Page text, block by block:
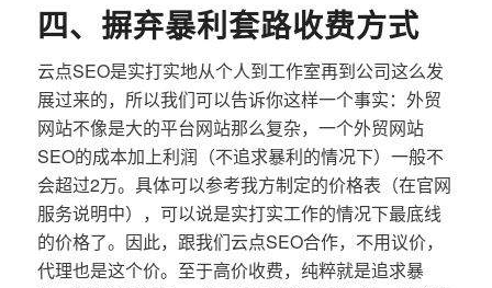
四、摒弃暴利套路收费方式
云点SEO是实打实地从个人到工作室再到公司这么发
展过来的，所以我们可以告诉你这样一个事实：外贸
网站不像是大的平台网站那么复杂，一个外贸网站
SEO的成本加上利润（不追求暴利的情况下）一般不
会超过2万。具体可以参考我方制定的价格表（在官网
服务说明中），可以说是实打实工作的情况下最底线
的价格了。因此，跟我们云点SEO合作，不用议价，
代理也是这个价。至于高价收费，纯粹就是追求暴